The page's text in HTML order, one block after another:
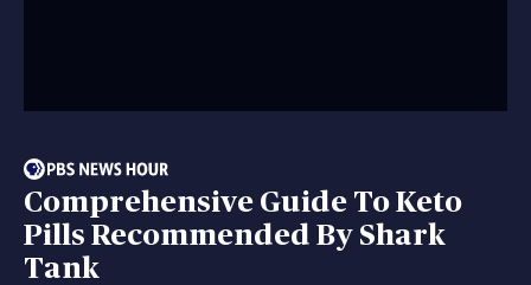
Comprehensive Guide To Keto
Pills Recommended By Shark
Tank